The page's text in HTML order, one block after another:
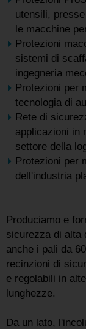
utensili,
le macchine
Protezioni
sistemi di
ingegneria
Protezioni per
tecnologia di
Rete di
applicazioni in
settore della
Protezioni per
dell'industria
Produciamo e
sicurezza di alta
anche i pali da
recinzioni di
e regolabili in
lunghezze.
Da un lato,